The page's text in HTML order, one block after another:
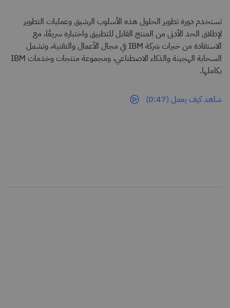
تستخدم دورة تطوير الحلول هذه الأسلوب الرشيق وعمليات التطوير
لإطلاق الحد الأدنى من المنتج القابل للتطبيق واختباره سريعًا، مع
الاستفادة من خبرات شركة IBM في مجال الأعمال والتقنية، وتشمل
السحابة الهجينة والذكاء الاصطناعي، ومجموعة منتجات وخدمات IBM
بكاملها.
شاهد كيف يعمل (0:47)